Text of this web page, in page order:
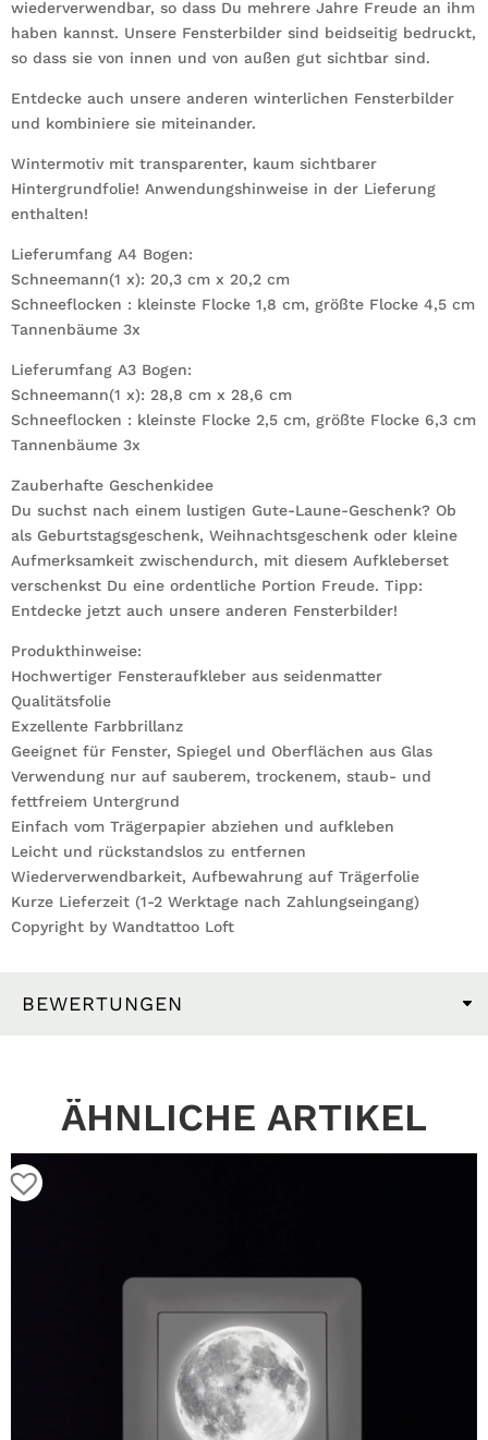
wiederverwendbar, so dass Du mehrere Jahre Freude an ihm
haben kannst. Unsere Fensterbilder sind beidseitig bedruckt,
so dass sie von innen und von außen gut sichtbar sind.
Entdecke auch unsere anderen winterlichen Fensterbilder
und kombiniere sie miteinander.
Wintermotiv mit transparenter, kaum sichtbarer
Hintergrundfolie! Anwendungshinweise in der Lieferung
enthalten!
Lieferumfang A4 Bogen:
Schneemann(1 x): 20,3 cm x 20,2 cm
Schneeflocken : kleinste Flocke 1,8 cm, größte Flocke 4,5 cm
Tannenbäume 3x
Lieferumfang A3 Bogen:
Schneemann(1 x): 28,8 cm x 28,6 cm
Schneeflocken : kleinste Flocke 2,5 cm, größte Flocke 6,3 cm
Tannenbäume 3x
Zauberhafte Geschenkidee
Du suchst nach einem lustigen Gute-Laune-Geschenk? Ob
als Geburtstagsgeschenk, Weihnachtsgeschenk oder kleine
Aufmerksamkeit zwischendurch, mit diesem Aufkleberset
verschenkst Du eine ordentliche Portion Freude. Tipp:
Entdecke jetzt auch unsere anderen Fensterbilder!
Produkthinweise:
Hochwertiger Fensteraufkleber aus seidenmatter
Qualitätsfolie
Exzellente Farbbrillanz
Geeignet für Fenster, Spiegel und Oberflächen aus Glas
Verwendung nur auf sauberem, trockenem, staub- und
fettfreiem Untergrund
Einfach vom Trägerpapier abziehen und aufkleben
Leicht und rückstandslos zu entfernen
Wiederverwendbarkeit, Aufbewahrung auf Trägerfolie
Kurze Lieferzeit (1-2 Werktage nach Zahlungseingang)
Copyright by Wandtattoo Loft
BEWERTUNGEN
ÄHNLICHE ARTIKEL